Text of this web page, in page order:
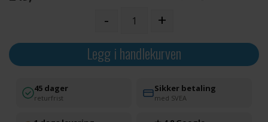
- +
Legg i handlekurven
45 dager
returfrist
Sikker betaling
med SVEA